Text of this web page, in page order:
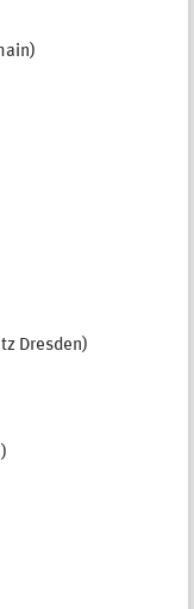
Dresden)